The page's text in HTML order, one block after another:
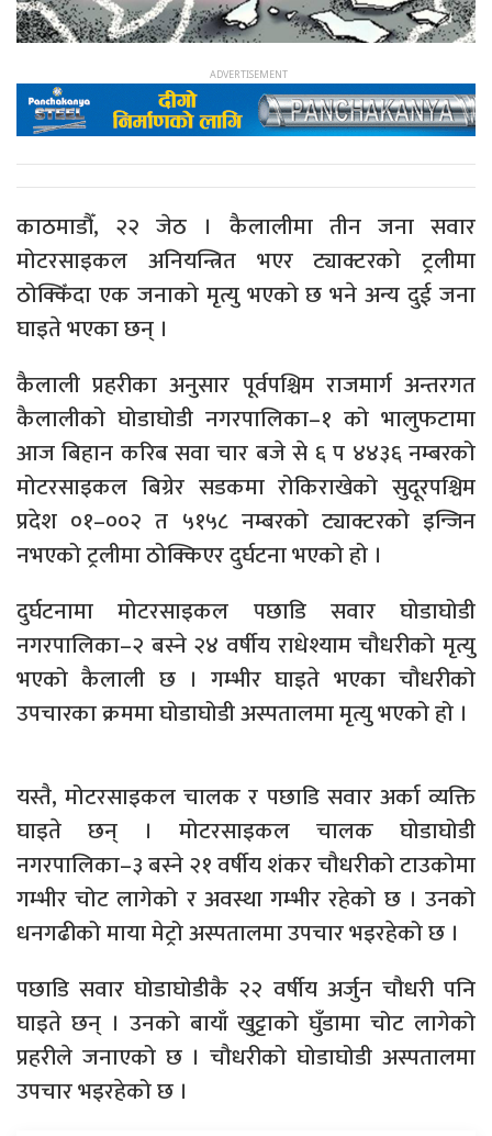
काठमाडौँ, २२ जेठ । कैलालीमा तीन जना सवार
मोटरसाइकल अनियन्त्रित भएर ट्याक्टरको ट्रलीमा
ठोक्किँदा एक जनाको मृत्यु भएको छ भने अन्य दुई जना
घाइते भएका छन् ।
कैलाली प्रहरीका अनुसार पूर्वपश्चिम राजमार्ग अन्तरगत
कैलालीको घोडाघोडी नगरपालिका–१ को भालुफटामा
आज बिहान करिब सवा चार बजे से ६ प ४४३६ नम्बरको
मोटरसाइकल बिग्रेर सडकमा रोकिराखेको सुदूरपश्चिम
प्रदेश ०१–००२ त ५१५८ नम्बरको ट्याक्टरको इन्जिन
नभएको ट्रलीमा ठोक्किएर दुर्घटना भएको हो ।
दुर्घटनामा मोटरसाइकल पछाडि सवार घोडाघोडी
नगरपालिका–२ बस्ने २४ वर्षीय राधेश्याम चौधरीको मृत्यु
भएको कैलाली छ । गम्भीर घाइते भएका चौधरीको
उपचारका क्रममा घोडाघोडी अस्पतालमा मृत्यु भएको हो ।
यस्तै, मोटरसाइकल चालक र पछाडि सवार अर्का व्यक्ति
घाइते छन् । मोटरसाइकल चालक घोडाघोडी
नगरपालिका–३ बस्ने २१ वर्षीय शंकर चौधरीको टाउकोमा
गम्भीर चोट लागेको र अवस्था गम्भीर रहेको छ । उनको
धनगढीको माया मेट्रो अस्पतालमा उपचार भइरहेको छ ।
पछाडि सवार घोडाघोडीकै २२ वर्षीय अर्जुन चौधरी पनि
घाइते छन् । उनको बायाँ खुट्टाको घुँडामा चोट लागेको
प्रहरीले जनाएको छ । चौधरीको घोडाघोडी अस्पतालमा
उपचार भइरहेको छ ।